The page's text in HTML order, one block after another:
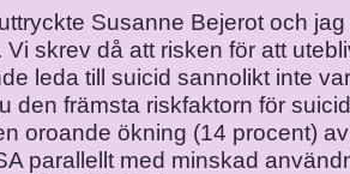
­Susanne Bejerot och
Vi skrev då att risken för att
leda till suicid sannolikt inte
den främsta riskfaktorn för
oroande ökning (14 procent)
parallellt med minskad